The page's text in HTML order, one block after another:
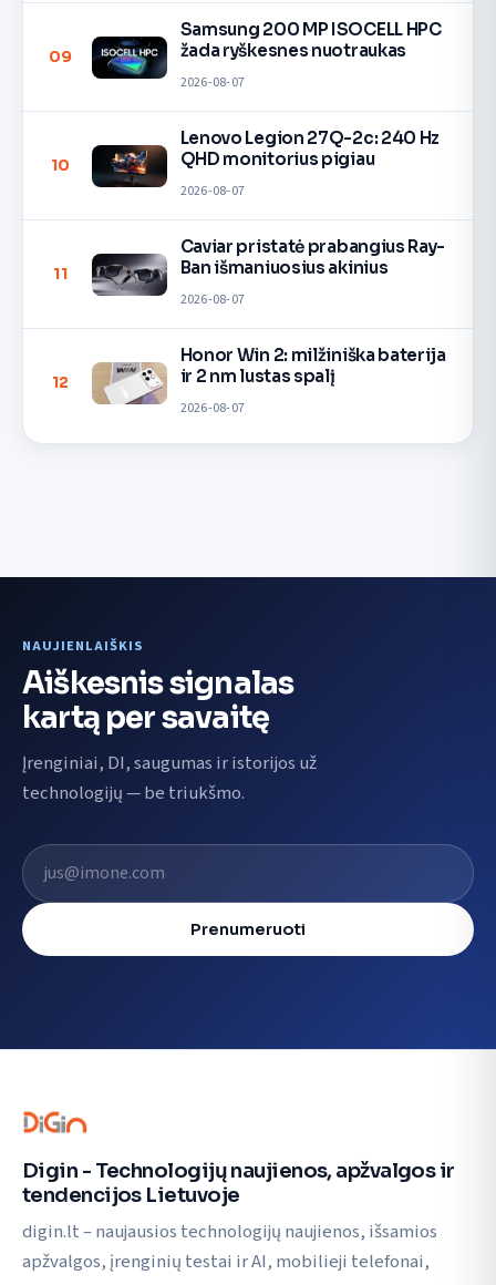
09
Samsung 200 MP ISOCELL HPC
žada ryškesnes nuotraukas
2026-08-07
10
Lenovo Legion 27Q-2c: 240 Hz
QHD monitorius pigiau
2026-08-07
11
Caviar pristatė prabangius Ray-
Ban išmaniuosius akinius
2026-08-07
12
Honor Win 2: milžiniška baterija
ir 2 nm lustas spalį
2026-08-07
NAUJIENLAIŠKIS
Aiškesnis signalas
kartą per savaitę
Įrenginiai, DI, saugumas ir istorijos už
technologijų — be triukšmo.
El. pašto adresas
Prenumeruoti
Digin - Technologijų naujienos, apžvalgos ir
tendencijos Lietuvoje
digin.lt – naujausios technologijų naujienos, išsamios
apžvalgos, įrenginių testai ir AI, mobilieji telefonai,